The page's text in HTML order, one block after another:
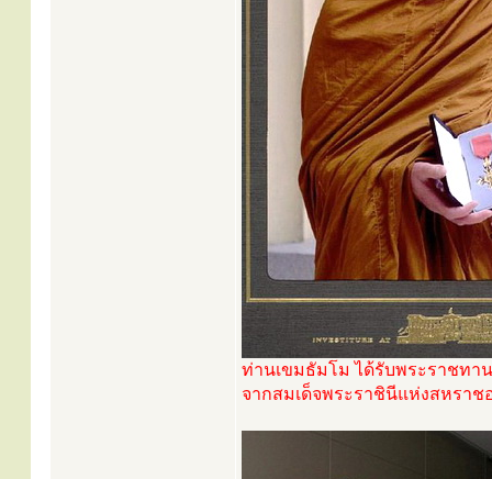
ท่านเขมธัมโม ได้รับพระราชทา
จากสมเด็จพระราชินีแห่งสหรา